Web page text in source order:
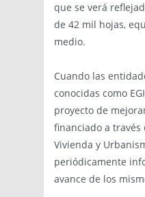
que se verá
de 42 mil hojas,
medio.
Cuando las
conocidas como
proyecto de
financiado a
Vivienda y
periódicamente
avance de los